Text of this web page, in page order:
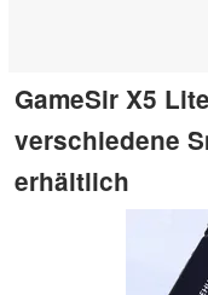
GameSir X5
verschiedene
erhältlich